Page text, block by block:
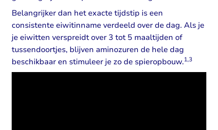
Belangrijker dan het exacte tijdstip is een
consistente eiwitinname verdeeld over de dag. Als je
je eiwitten verspreidt over 3 tot 5 maaltijden of
tussendoortjes, blijven aminozuren de hele dag
beschikbaar en stimuleer je zo de spieropbouw.1,3